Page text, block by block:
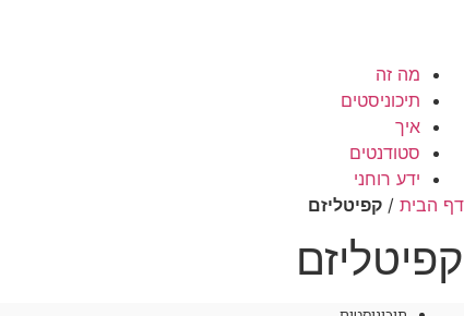
מה זה
תיכוניסטים
איך
סטודנטים
ידע רוחני
דף הבית / קפיטליזם
קפיטליזם